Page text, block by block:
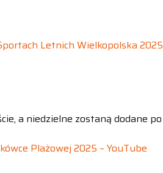
Letnich Wielkopolska 2025
a niedzielne zostaną dodane po
Plażowej 2025 – YouTube